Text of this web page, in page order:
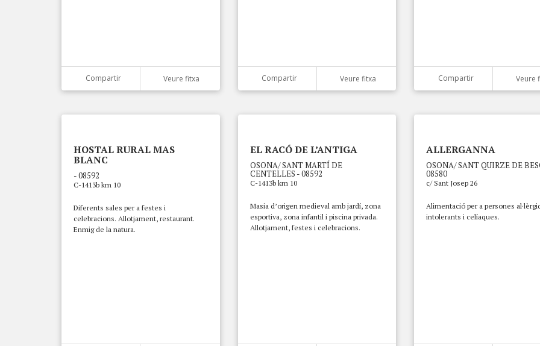
Compartir Veure fitxa Compartir Veure fitxa Compartir Veure
HOSTAL RURAL MAS
BLANC
- 08592
C-1413b km 10
Diferents sales per a festes i
celebracions. Allotjament, restaurant.
Enmig de la natura.
EL RACÓ DE L’ANTIGA
OSONA/ SANT MARTÍ DE
CENTELLES - 08592
C-1413b km 10
Masia d’origen medieval amb jardí, zona
esportiva, zona infantil i piscina privada.
Allotjament, festes i celebracions.
ALLERGANNA
OSONA/ SANT QUIRZE DE
08580
c/ Sant Josep 26
Alimentació per a persones
intolerants i celíaques.